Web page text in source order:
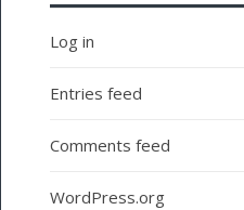
Log in
Entries feed
Comments feed
WordPress.org